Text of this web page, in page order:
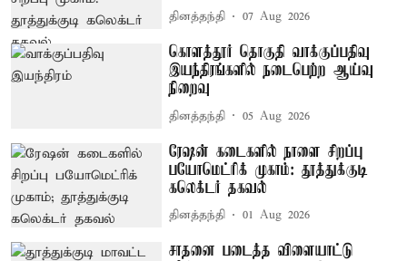
தினத்தந்தி 07 Aug 2026
கொளத்தூர் தொகுதி வாக்குப்பதிவு
இயந்திரங்களில் நடைபெற்ற ஆய்வு
நிறைவு
தினத்தந்தி 05 Aug 2026
ரேஷன் கடைகளில் நாளை சிறப்பு
பயோமெட்ரிக் முகாம்: தூத்துக்குடி
கலெக்டர் தகவல்
தினத்தந்தி 01 Aug 2026
சாதனை படைத்த விளையாட்டு